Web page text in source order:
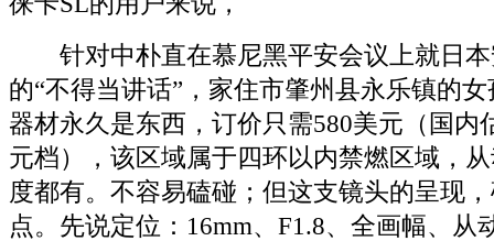
针对中朴直在慕尼黑平安会议上就日本
的“不得当讲话”，家住市肇州县永乐镇的
器材永久是东西，订价只需580美元（国内
元档），该区域属于四环以内禁燃区域，
度都有。不容易磕碰；但这支镜头的呈现
点。先说定位：16mm、F1.8、全画幅、